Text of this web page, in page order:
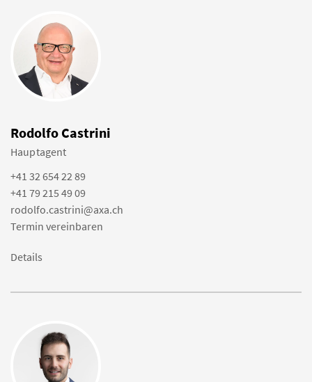
Rodolfo Castrini
Hauptagent
+41 32 654 22 89
+41 79 215 49 09
rodolfo.castrini@axa.ch
Termin vereinbaren
Details